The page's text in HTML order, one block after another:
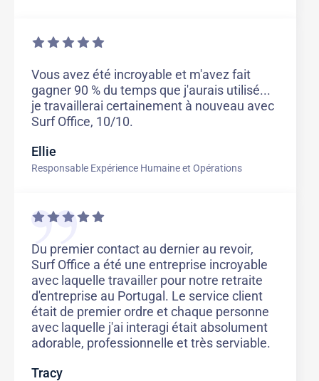
Vous avez été incroyable et m'avez fait
gagner 90 % du temps que j'aurais utilisé...
je travaillerai certainement à nouveau avec
Surf Office, 10/10.
Ellie
Responsable Expérience Humaine et Opérations
Du premier contact au dernier au revoir,
Surf Office a été une entreprise incroyable
avec laquelle travailler pour notre retraite
d'entreprise au Portugal. Le service client
était de premier ordre et chaque personne
avec laquelle j'ai interagi était absolument
adorable, professionnelle et très serviable.
Tracy